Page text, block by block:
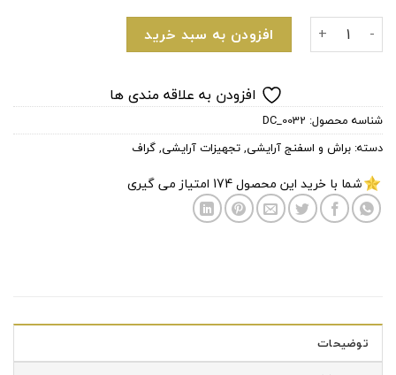
قلم موی بالا سرتخت ST33 گراف عددافزودن به سبد خرید
افزودن به علاقه مندی ها
شناسه محصول: DC_0032
دسته: براش و اسفنج آرایشی,تجهیزات آرایشی,گراف
شما با خرید این محصول174 امتیاز می گیری
توضیحات